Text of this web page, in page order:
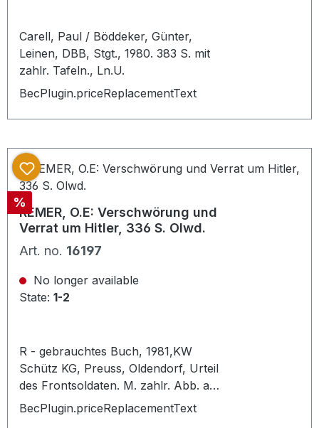
Carell, Paul / Böddeker, Günter,
Leinen, DBB, Stgt., 1980. 383 S. mit
zahlr. Tafeln., Ln.U.
BecPlugin.priceReplacementText
Discount
%
REMER, O.E: Verschwörung und
Verrat um Hitler, 336 S. Olwd.
Art. no. 16197
No longer available
State: 1-2
R - gebrauchtes Buch, 1981,KW
Schütz KG, Preuss, Oldendorf, Urteil
des Frontsoldaten. M. zahlr. Abb. a.
Taf. Gr.-8°. Schutzeinband von innen
mit Klarsicht Klebeband repariert.
BecPlugin.priceReplacementText